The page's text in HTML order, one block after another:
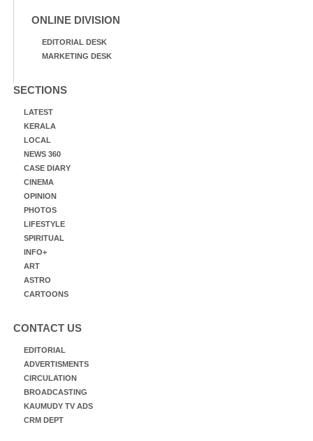
ONLINE DIVISION
EDITORIAL DESK
MARKETING DESK
SECTIONS
LATEST
KERALA
LOCAL
NEWS 360
CASE DIARY
CINEMA
OPINION
PHOTOS
LIFESTYLE
SPIRITUAL
INFO+
ART
ASTRO
CARTOONS
CONTACT US
EDITORIAL
ADVERTISMENTS
CIRCULATION
BROADCASTING
KAUMUDY TV ADS
CRM DEPT